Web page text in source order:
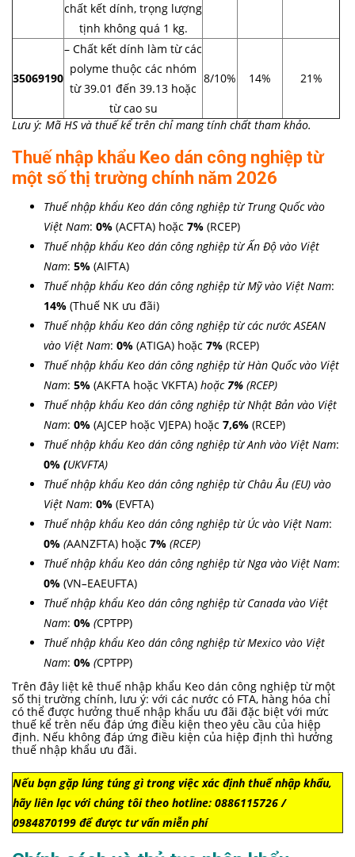
chất kết dính, trọng lượng
tịnh không quá 1 kg.
35069190
– Chất kết dính làm từ các
polyme thuộc các nhóm
từ 39.01 đến 39.13 hoặc
từ cao su
8/10% 14% 21%
Lưu ý: Mã HS và thuế kể trên chỉ mang tính chất tham khảo.
Thuế nhập khẩu Keo dán công nghiệp từ
một số thị trường chính năm 2026
Thuế nhập khẩu Keo dán công nghiệp từ Trung Quốc vào
Việt Nam: 0% (ACFTA) hoặc 7% (RCEP)
Thuế nhập khẩu Keo dán công nghiệp từ Ấn Độ vào Việt
Nam: 5% (AIFTA)
Thuế nhập khẩu Keo dán công nghiệp từ Mỹ vào Việt Nam:
14% (Thuế NK ưu đãi)
Thuế nhập khẩu Keo dán công nghiệp từ các nước ASEAN
vào Việt Nam: 0% (ATIGA) hoặc 7% (RCEP)
Thuế nhập khẩu Keo dán công nghiệp từ Hàn Quốc vào Việt
Nam: 5% (AKFTA hoặc VKFTA) hoặc7% (RCEP)
Thuế nhập khẩu Keo dán công nghiệp từ Nhật Bản vào Việt
Nam: 0% (AJCEP hoặc VJEPA) hoặc 7,6% (RCEP)
Thuế nhập khẩu Keo dán công nghiệp từ Anh vào Việt Nam:
0% (UKVFTA)
Thuế nhập khẩu Keo dán công nghiệp từ Châu Âu (EU) vào
Việt Nam: 0% (EVFTA)
Thuế nhập khẩu Keo dán công nghiệp từ Úc vào Việt Nam:
0% (AANZFTA) hoặc 7% (RCEP)
Thuế nhập khẩu Keo dán công nghiệp từ Nga vào Việt Nam:
0% (VN–EAEUFTA)
Thuế nhập khẩu Keo dán công nghiệp từ Canada vào Việt
Nam: 0% (CPTPP)
Thuế nhập khẩu Keo dán công nghiệp từ Mexico vào Việt
Nam: 0% (CPTPP)
Trên đây liệt kê thuế nhập khẩu Keo dán công nghiệp từ một
số thị trường chính, lưu ý: với các nước có FTA, hàng hóa chỉ
có thể được hưởng thuế nhập khẩu ưu đãi đặc biệt với mức
thuế kể trên nếu đáp ứng điều kiện theo yêu cầu của hiệp
định. Nếu không đáp ứng điều kiện của hiệp định thì hưởng
thuế nhập khẩu ưu đãi.
Nếu bạn gặp lúng túng gì trong việc xác định thuế nhập khẩu,
hãy liên lạc với chúng tôi theo hotline: 0886115726 /
0984870199 để được tư vấn miễn phí